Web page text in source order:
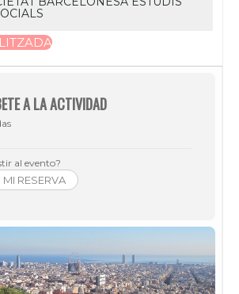
A LA ACTIVIDAD
al evento?
RESERVA